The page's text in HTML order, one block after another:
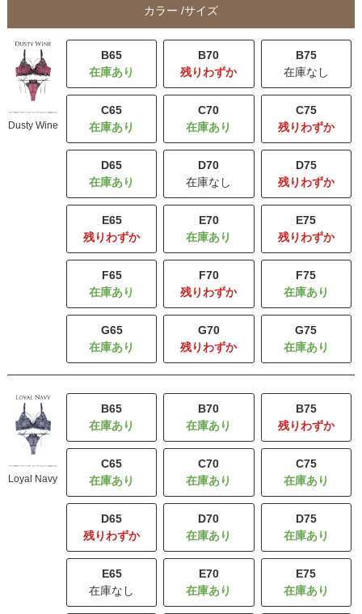
カラー サイズ
Dusty Wine
B65
B70
残りわずか
B75
在庫なし
C65 C70
C75
残りわずか
D65
D70
在庫なし
D75
残りわずか
E65
残りわずか
E70
E75
残りわずか
F65
F70
残りわずか
F75
G65
G70
残りわずか
G75
Loyal Navy
B65 B70
B75
残りわずか
C65 C70 C75
D65
残りわずか
D70 D75
E65
在庫なし
E70 E75